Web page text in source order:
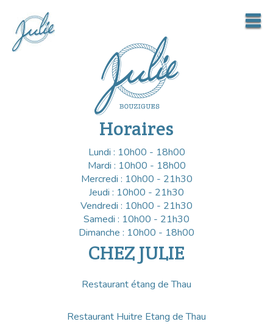
Horaires
Lundi : 10h00 - 18h00
Mardi : 10h00 - 18h00
Mercredi : 10h00 - 21h30
Jeudi : 10h00 - 21h30
Vendredi : 10h00 - 21h30
Samedi : 10h00 - 21h30
Dimanche : 10h00 - 18h00
CHEZ JULIE
Restaurant étang de Thau
Restaurant Huitre Etang de Thau